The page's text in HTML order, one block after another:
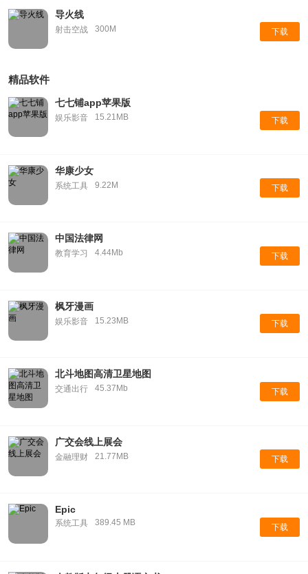
导火线
射击空战 300M 下载
精品软件
七七铺app苹果版
娱乐影音 15.21MB 下载
华康少女
系统工具 9.22M 下载
中国法律网
教育学习 4.44Mb 下载
枫牙漫画
娱乐影音 15.23MB 下载
北斗地图高清卫星地图
交通出行 45.37Mb 下载
广交会线上展会
金融理财 21.77MB 下载
Epic
系统工具 389.45 MB 下载